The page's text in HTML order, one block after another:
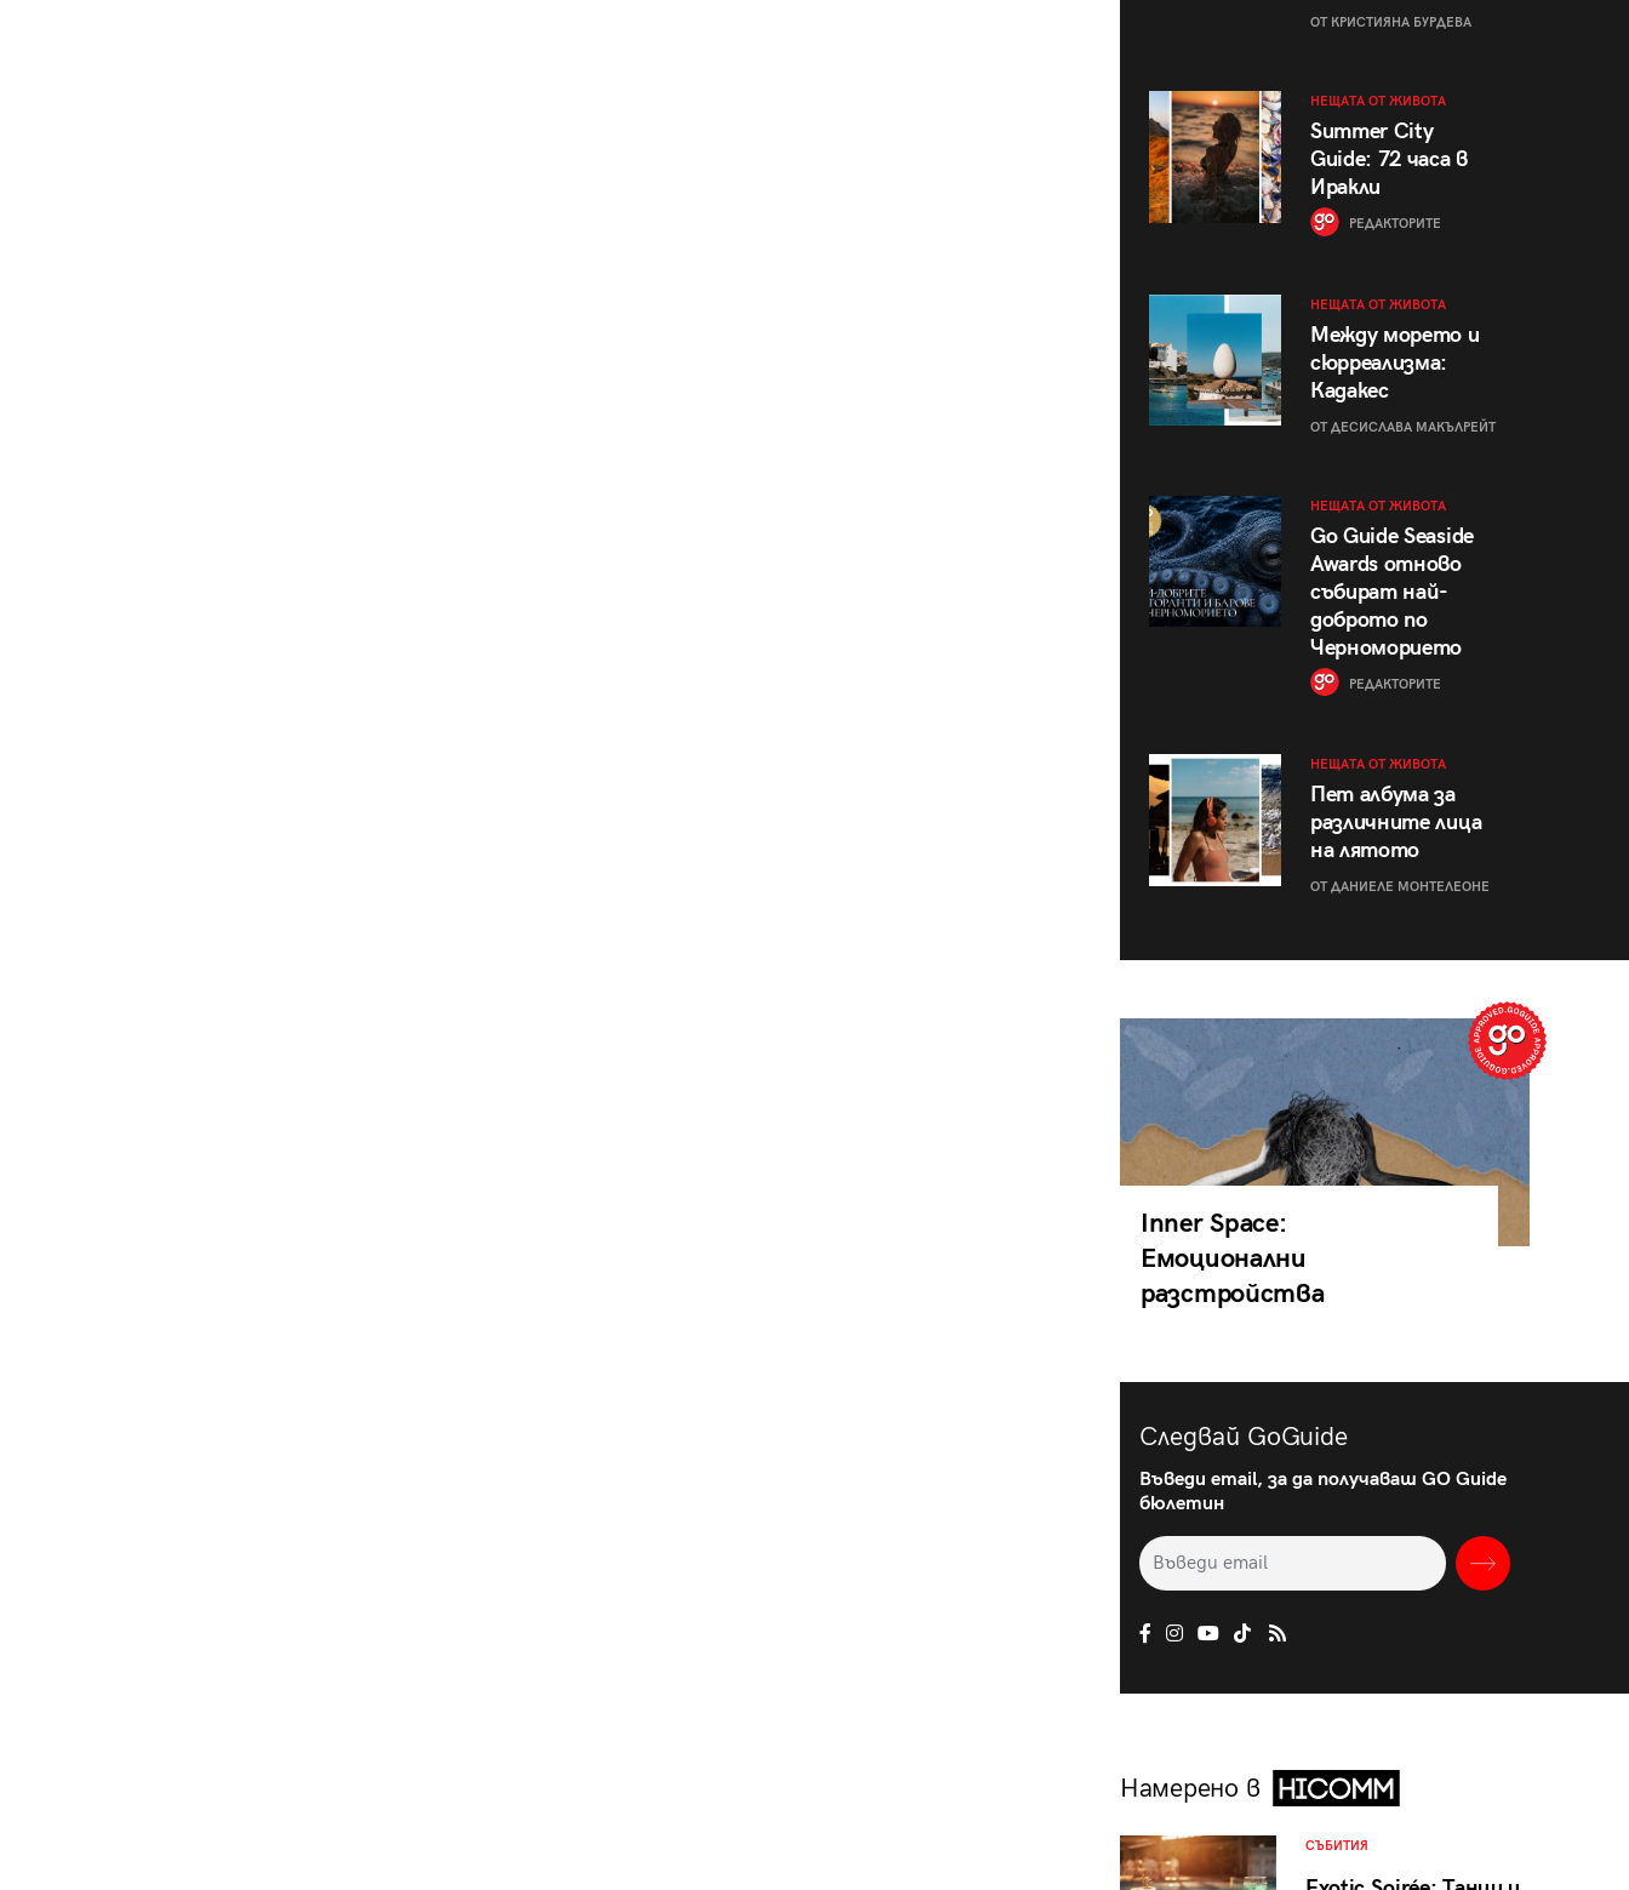
ОТ КРИСТИЯНА БУРДЕВА
НЕЩАТА ОТ ЖИВОТА
Summer City
Guide: 72 часа в
Иракли
РЕДАКТОРИТЕ
НЕЩАТА ОТ ЖИВОТА
Между морето и
сюрреализма:
Кадакес
ОТ ДЕСИСЛАВА МАКЪЛРЕЙТ
НЕЩАТА ОТ ЖИВОТА
Go Guide Seaside
Awards отново
събират най-
доброто по
Черноморието
РЕДАКТОРИТЕ
НЕЩАТА ОТ ЖИВОТА
Пет албума за
различните лица
на лятото
ОТ ДАНИЕЛЕ МОНТЕЛЕОНЕ
Inner Space:
Емоционални
разстройства
Следвай GoGuide
Въведи email, за да получаваш GO Guide
бюлетин
Намерено в
СЪБИТИЯ